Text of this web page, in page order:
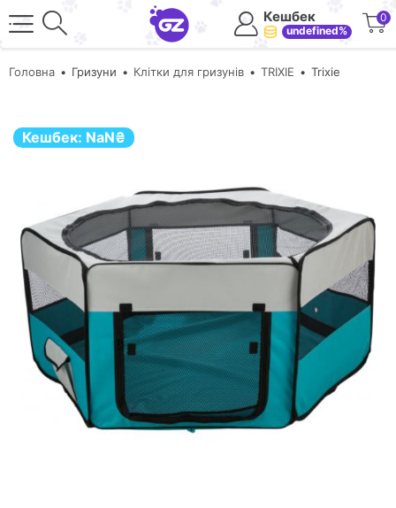
Кешбек
undefined%
0
Головна Гризуни Клітки для гризунів TRIXIE Trixie
Кешбек: NaN₴